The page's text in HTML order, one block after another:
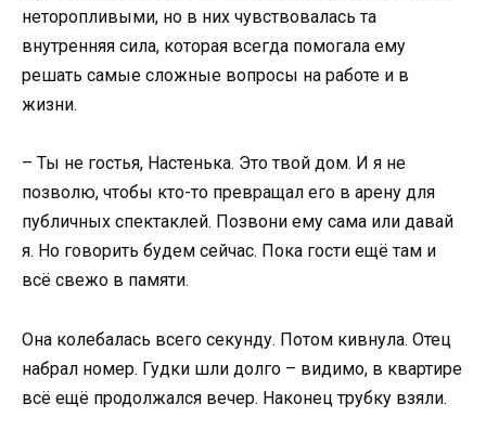
неторопливыми, но в них чувствовалась та
внутренняя сила, которая всегда помогала ему
решать самые сложные вопросы на работе и в
жизни.
– Ты не гостья, Настенька. Это твой дом. И я не
позволю, чтобы кто-то превращал его в арену для
публичных спектаклей. Позвони ему сама или давай
я. Но говорить будем сейчас. Пока гости ещё там и
всё свежо в памяти.
Она колебалась всего секунду. Потом кивнула. Отец
набрал номер. Гудки шли долго – видимо, в квартире
всё ещё продолжался вечер. Наконец трубку взяли.